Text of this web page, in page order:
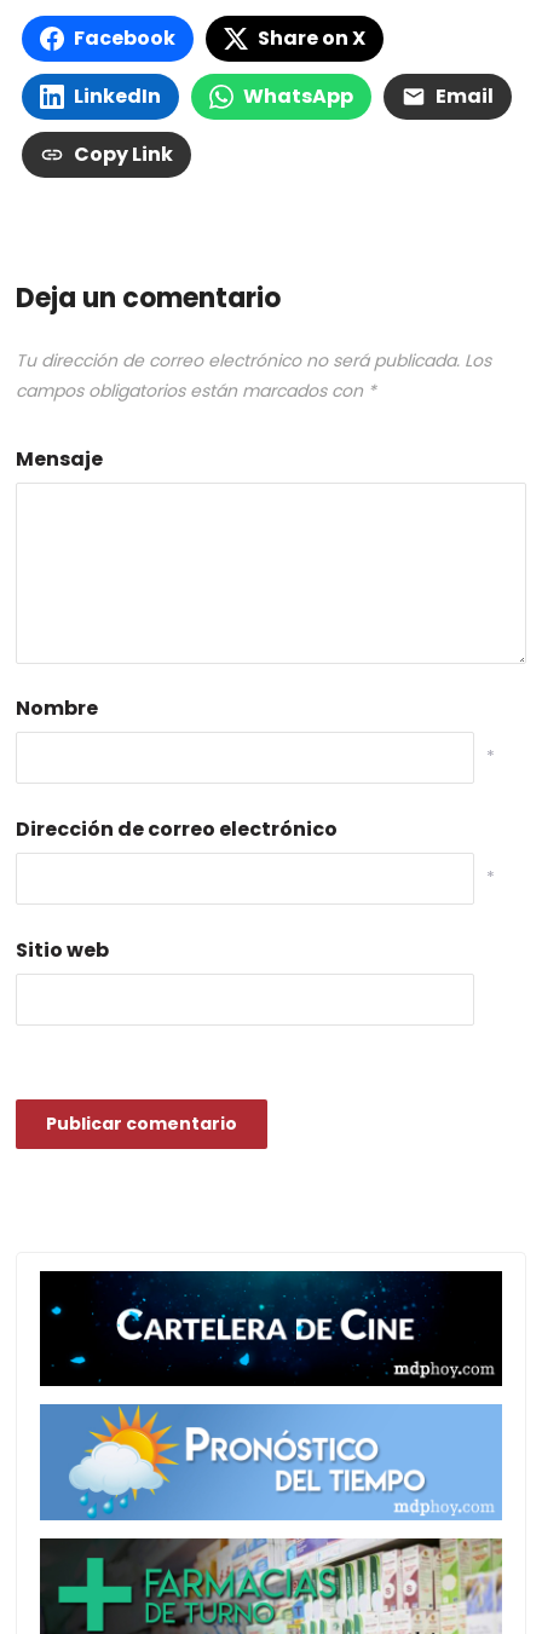
Facebook Share on X
LinkedIn WhatsApp Email
Copy Link
Deja un comentario
Tu dirección de correo electrónico no será publicada. Los
campos obligatorios están marcados con *
Mensaje
Nombre
*
Dirección de correo electrónico
*
Sitio web